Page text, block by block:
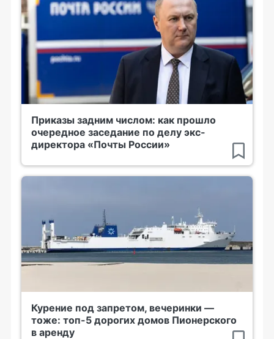
Приказы задним числом: как прошло
очередное заседание по делу экс-
директора «Почты России»
Курение под запретом, вечеринки —
тоже: топ-5 дорогих домов Пионерского
в аренду